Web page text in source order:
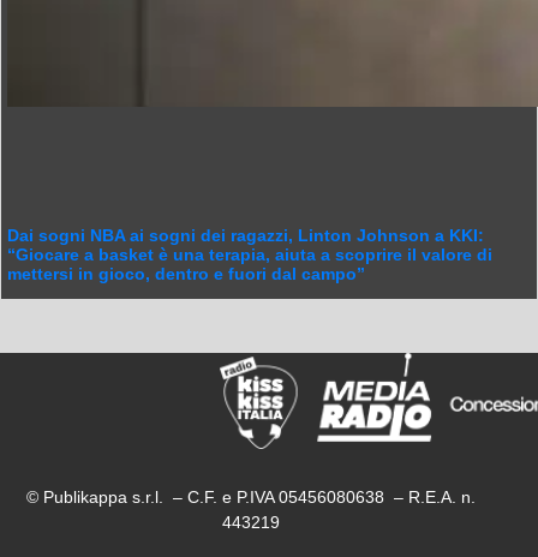
Dai sogni NBA ai sogni dei ragazzi, Linton Johnson a KKI:
“Giocare a basket è una terapia, aiuta a scoprire il valore di
mettersi in gioco, dentro e fuori dal campo”
© Publikappa s.r.l. – C.F. e P.IVA 05456080638 – R.E.A. n.
443219